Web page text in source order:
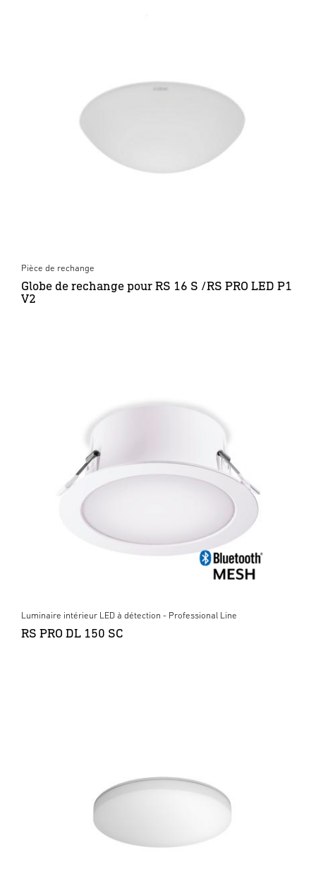
Pièce de rechange
Globe de rechange pour RS 16 S /RS PRO LED P1
V2
Luminaire intérieur LED à détection - Professional Line
RS PRO DL 150 SC